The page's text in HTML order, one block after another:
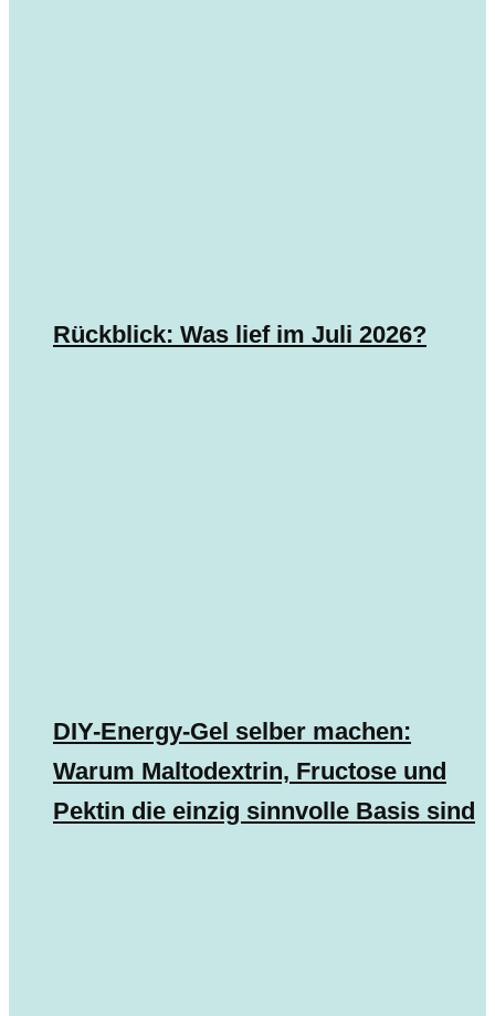
Rückblick: Was lief im Juli 2026?
DIY-Energy-Gel selber machen:
Warum Maltodextrin, Fructose und
Pektin die einzig sinnvolle Basis sind